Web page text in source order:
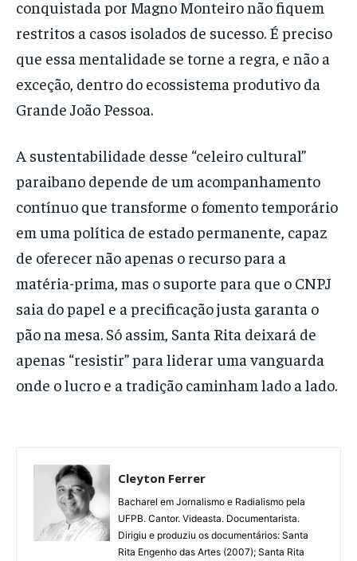
conquistada por Magno Monteiro não fiquem
restritos a casos isolados de sucesso. É preciso
que essa mentalidade se torne a regra, e não a
exceção, dentro do ecossistema produtivo da
Grande João Pessoa.
A sustentabilidade desse “celeiro cultural”
paraibano depende de um acompanhamento
contínuo que transforme o fomento temporário
em uma política de estado permanente, capaz
de oferecer não apenas o recurso para a
matéria-prima, mas o suporte para que o CNPJ
saia do papel e a precificação justa garanta o
pão na mesa. Só assim, Santa Rita deixará de
apenas “resistir” para liderar uma vanguarda
onde o lucro e a tradição caminham lado a lado.
Cleyton Ferrer
Bacharel em Jornalismo e Radialismo pela
UFPB. Cantor. Videasta. Documentarista.
Dirigiu e produziu os documentários: Santa
Rita Engenho das Artes (2007); Santa Rita